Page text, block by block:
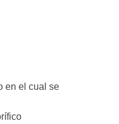
en el cual se